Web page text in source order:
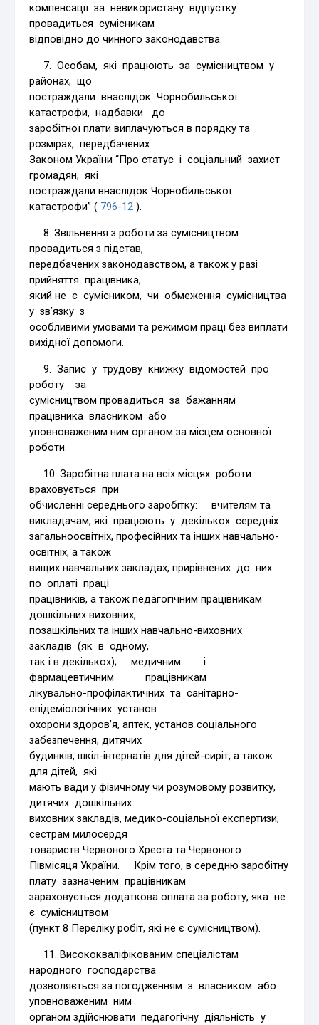
компенсації за невикористану відпустку
провадиться сумісникам
відповідно до чинного законодавства.
7. Особам, які працюють за сумісництвом у
районах, що
постраждали внаслідок Чорнобильської
катастрофи, надбавки до
заробітної плати виплачуються в порядку та
розмірах, передбачених
Законом України “Про статус і соціальний захист
громадян, які
постраждали внаслідок Чорнобильської
катастрофи” ( 796-12 ).
8. Звільнення з роботи за сумісництвом
провадиться з підстав,
передбачених законодавством, а також у разі
прийняття працівника,
який не є сумісником, чи обмеження сумісництва
у зв’язку з
особливими умовами та режимом праці без виплати
вихідної допомоги.
9. Запис у трудову книжку відомостей про
роботу за
сумісництвом провадиться за бажанням
працівника власником або
уповноваженим ним органом за місцем основної
роботи.
10. Заробітна плата на всіх місцях роботи
враховується при
обчисленні середнього заробітку: вчителям та
викладачам, які працюють у декількох середніх
загальноосвітніх, професійних та інших навчально-
освітніх, а також
вищих навчальних закладах, прирівнених до них
по оплаті праці
працівників, а також педагогічним працівникам
дошкільних виховних,
позашкільних та інших навчально-виховних
закладів (як в одному,
так і в декількох); медичним і
фармацевтичним працівникам
лікувально-профілактичних та санітарно-
епідеміологічних установ
охорони здоров’я, аптек, установ соціального
забезпечення, дитячих
будинків, шкіл-інтернатів для дітей-сиріт, а також
для дітей, які
мають вади у фізичному чи розумовому розвитку,
дитячих дошкільних
виховних закладів, медико-соціальної експертизи;
сестрам милосердя
товариств Червоного Хреста та Червоного
Півмісяця України. Крім того, в середню заробітну
плату зазначеним працівникам
зараховується додаткова оплата за роботу, яка не
є сумісництвом
(пункт 8 Переліку робіт, які не є сумісництвом).
11. Висококваліфікованим спеціалістам
народного господарства
дозволяється за погодженням з власником або
уповноваженим ним
органом здійснювати педагогічну діяльність у